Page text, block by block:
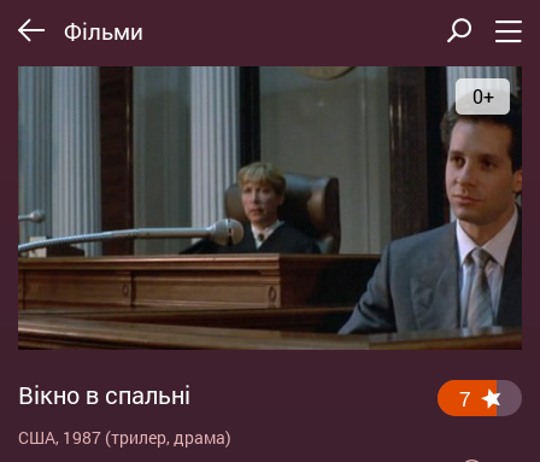
Фільми
0+
Вікно в спальні
США, 1987 (трилер, драма)
7